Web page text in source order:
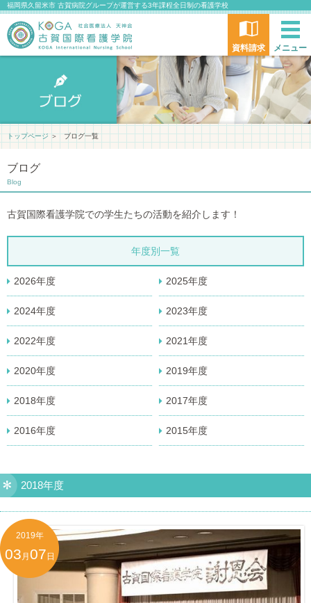
福岡県久留米市 古賀病院グループが運営する3年課程全日制の看護学校
資料請求 メニュー
トップページ＞ ブログ一覧
ブログ
Blog
古賀国際看護学院での学生たちの活動を紹介します！
年度別一覧
2026年度 2025年度
2024年度 2023年度
2022年度 2021年度
2020年度 2019年度
2018年度 2017年度
2016年度 2015年度
2018年度
2019年
03 月 07 日